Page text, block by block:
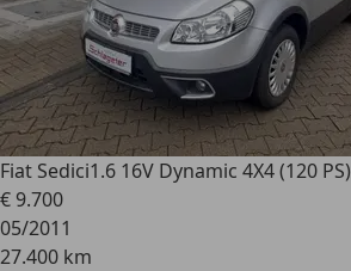
Fiat Sedici1.6 16V Dynamic 4X4 (120 PS)
€ 9.700
05/2011
27.400 km